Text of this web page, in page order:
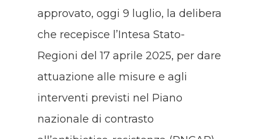
approvato, oggi 9 luglio, la delibera
che recepisce l’Intesa Stato-
Regioni del 17 aprile 2025, per dare
attuazione alle misure e agli
interventi previsti nel Piano
nazionale di contrasto